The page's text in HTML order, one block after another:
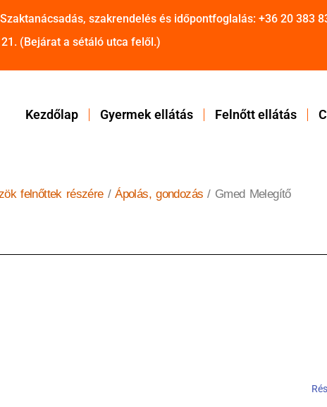
szakrendelés és időpontfoglalás: +36 20 383
(Bejárat a sétáló utca felől.)
Kezdőlap Gyermek ellátás Felnőtt ellátás
felnőttek részére/Ápolás, gondozás / Gmed Melegítő